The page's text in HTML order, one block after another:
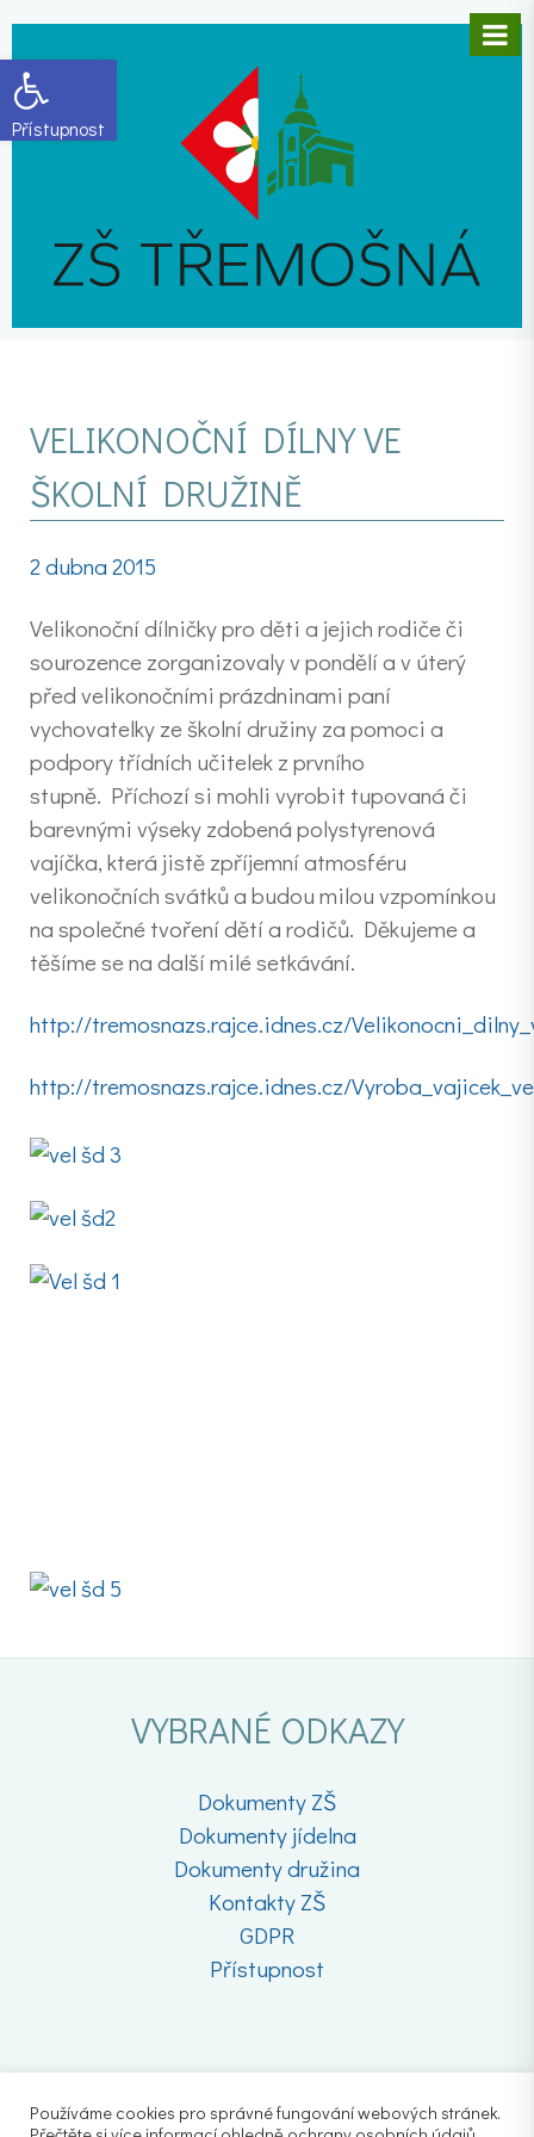
Open toolbar
VELIKONOČNÍ DÍLNY VE
ŠKOLNÍ DRUŽINĚ
2 dubna 2015
Velikonoční dílničky pro děti a jejich rodiče či
sourozence zorganizovaly v pondělí a v úterý
před velikonočními prázdninami paní
vychovatelky ze školní družiny za pomoci a
podpory třídních učitelek z prvního
stupně. Příchozí si mohli vyrobit tupovaná či
barevnými výseky zdobená polystyrenová
vajíčka, která jistě zpříjemní atmosféru
velikonočních svátků a budou milou vzpomínkou
na společné tvoření dětí a rodičů. Děkujeme a
těšíme se na další milé setkávání.
http://tremosnazs.rajce.idnes.cz/
http://tremosnazs.rajce.idnes.cz/
VYBRANÉ ODKAZY
Dokumenty ZŠ
Dokumenty jídelna
Dokumenty družina
Kontakty ZŠ
GDPR
Přístupnost
Používáme cookies pro správné fungování webových stránek.